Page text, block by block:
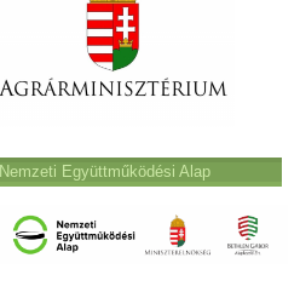
Nemzeti Együttműködési Alap